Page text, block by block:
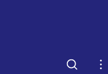
تنظیمات جستجو